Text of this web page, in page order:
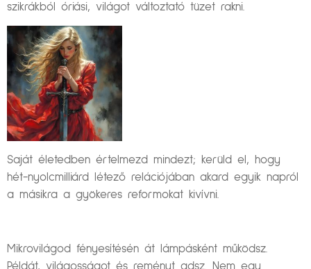
szikrákból óriási, világot változtató tüzet rakni.
Saját életedben értelmezd mindezt; kerüld el, hogy
hét-nyolcmilliárd létező relációjában akard egyik napról
a másikra a gyökeres reformokat kivívni.
Mikrovilágod fényesítésén át lámpásként működsz.